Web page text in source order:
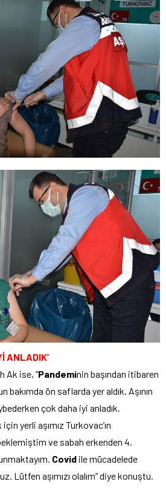
ANLADIK’
Ak ise, “Pandeminin başından itibaren
bakımda ön saflarda yer aldık. Aşının
çok daha iyi anladık.
yerli aşımız Turkovac’ın
ve sabah erkenden 4.
Covid ile mücadelede
Lütfen aşımızı olalım” diye konuştu.